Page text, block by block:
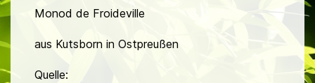
Monod de Froideville
aus Kutsborn in Ostpreußen
Quelle: